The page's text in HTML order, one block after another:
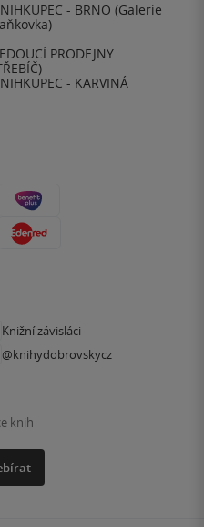
- BRNO (Galerie
PRODEJNY
- KARVINÁ
Knižní závisláci
@knihydobrovskycz
knih